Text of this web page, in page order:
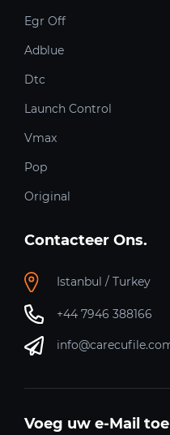
Egr Off
Adblue
Dtc
Launch Control
Vmax
Pop
Original
Contacteer Ons.
Istanbul / Turkey
+44 7946 388166
Voeg uw e-Mail